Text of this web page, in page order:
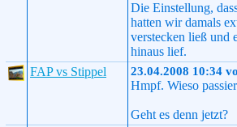
Die Einstellung,
hatten wir damals
verstecken ließ und
hinaus lief.
FAP vs Stippel
23.04.2008 10:34
Hmpf. Wieso
Geht es denn jetzt?